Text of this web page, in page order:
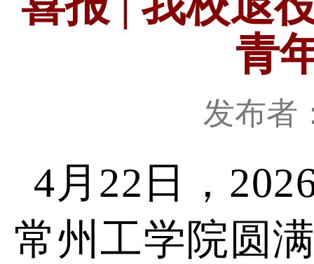
青
发布者
4月22日，
常州工学院圆